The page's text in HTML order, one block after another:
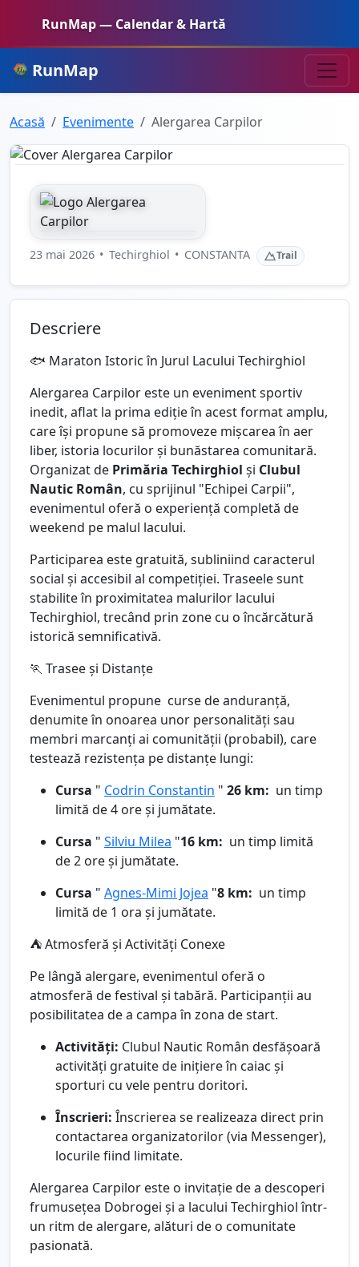
RunMap — Calendar & Hartă
RunMap
Acasă Evenimente Alergarea Carpilor
23 mai 2026 • Techirghiol • CONSTANTA Trail
Descriere
🐟 Maraton Istoric în Jurul Lacului Techirghiol
Alergarea Carpilor este un eveniment sportiv
inedit, aflat la prima ediție în acest format amplu,
care își propune să promoveze mișcarea în aer
liber, istoria locurilor și bunăstarea comunitară.
Organizat de Primăria Techirghiol și Clubul
Nautic Român, cu sprijinul "Echipei Carpii",
evenimentul oferă o experiență completă de
weekend pe malul lacului.
Participarea este gratuită, subliniind caracterul
social și accesibil al competiției. Traseele sunt
stabilite în proximitatea malurilor lacului
Techirghiol, trecând prin zone cu o încărcătură
istorică semnificativă.
🏃 Trasee și Distanțe
Evenimentul propune curse de anduranță,
denumite în onoarea unor personalități sau
membri marcanți ai comunității (probabil), care
testează rezistența pe distanțe lungi:
Cursa " Codrin Constantin " 26 km: un timp
limită de 4 ore și jumătate.
Cursa " Silviu Milea "16 km: un timp limită
de 2 ore și jumătate.
Cursa " Agnes-Mimi Jojea "8 km: un timp
limită de 1 ora și jumătate.
⛺ Atmosferă și Activități Conexe
Pe lângă alergare, evenimentul oferă o
atmosferă de festival și tabără. Participanții au
posibilitatea de a campa în zona de start.
Activități: Clubul Nautic Român desfășoară
activități gratuite de inițiere în caiac și
sporturi cu vele pentru doritori.
Înscrieri: Înscrierea se realizeaza direct prin
contactarea organizatorilor (via Messenger),
locurile fiind limitate.
Alergarea Carpilor este o invitație de a descoperi
frumusețea Dobrogei și a lacului Techirghiol într-
un ritm de alergare, alături de o comunitate
pasionată.